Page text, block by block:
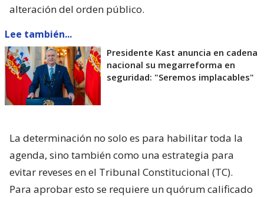
alteración del orden público.
Lee también...
Presidente Kast anuncia en cadena
nacional su megarreforma en
seguridad: "Seremos implacables"
La determinación no solo es para habilitar toda la
agenda, sino también como una estrategia para
evitar reveses en el Tribunal Constitucional (TC).
Para aprobar esto se requiere un quórum calificado